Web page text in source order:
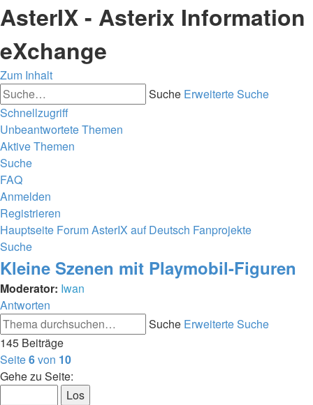
AsterIX - Asterix Information
eXchange
Zum Inhalt
Suche Erweiterte Suche
Schnellzugriff
Unbeantwortete Themen
Aktive Themen
Suche
FAQ
Anmelden
Registrieren
Hauptseite ForumAsterIX auf Deutsch Fanprojekte
Suche
Kleine Szenen mit Playmobil-Figuren
Moderator: Iwan
Antworten
Suche Erweiterte Suche
145 Beiträge
Seite6von 10
Gehe zu Seite: